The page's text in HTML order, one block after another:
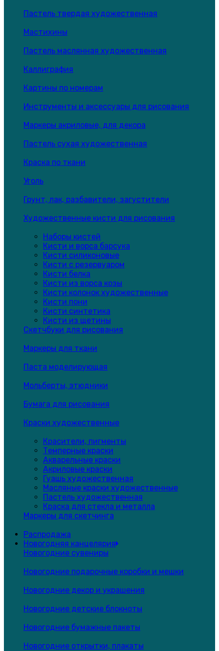
Пастель твердая художественная
Мастихины
Пастель маслянная художественная
Каллиграфия
Картины по номерам
Инструменты и аксессуары для рисования
Маркеры акриловые, для декора
Пастель сухая художественная
Краска по ткани
Уголь
Грунт, лак, разбавители, загустители
Художественные кисти для рисования
Наборы кистей
Кисти и ворса барсука
Кисти силиконовые
Кисти с резервуаром
Кисти белка
Кисти из ворса козы
Кисти колонок художественные
Кисти пони
Кисти синтетика
Кисти из щетины
Скетчбуки для рисования
Маркеры для ткани
Паста моделирующая
Мольберты, этюдники
Бумага для рисования
Краски художественные
Красители, пигменты
Темперные краски
Акварельные краски
Акриловые краски
Гуашь художественная
Масляные краски художественные
Пастель художественная
Краска для стекла и металла
Маркеры для скетчинга
Распродажа
Новогодняя канцелярия
Новогодние сувениры
Новогодние подарочные коробки и мешки
Новогодние декор и украшения
Новогодние детские блокноты
Новогодние бумажные пакеты
Новогодние открытки, плакаты